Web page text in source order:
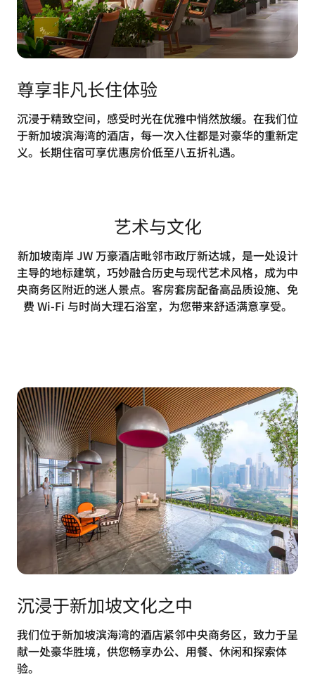
尊享非凡长住体验
沉浸于精致空间，感受时光在优雅中悄然放缓。在我们位
于新加坡滨海湾的酒店，每一次入住都是对豪华的重新定
义。长期住宿可享优惠房价低至八五折礼遇。
艺术与文化
新加坡南岸 JW 万豪酒店毗邻市政厅新达城，是一处设计
主导的地标建筑，巧妙融合历史与现代艺术风格，成为中
央商务区附近的迷人景点。客房套房配备高品质设施、免
费 Wi-Fi 与时尚大理石浴室，为您带来舒适满意享受。
沉浸于新加坡文化之中
我们位于新加坡滨海湾的酒店紧邻中央商务区，致力于呈
献一处豪华胜境，供您畅享办公、用餐、休闲和探索体
验。